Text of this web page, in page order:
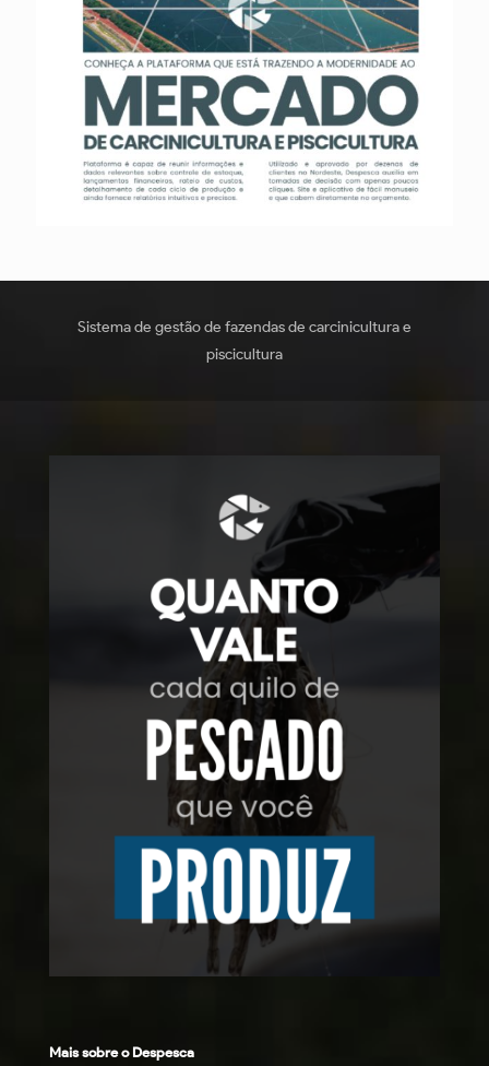
Sistema de gestão de fazendas de carcinicultura e
piscicultura
Mais sobre o Despesca